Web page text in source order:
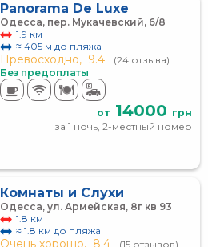
Panorama De Luxe
Одесса, пер. Мукачевский, 6/8
1.9 км
≈ 405 м до пляжа
Превосходно, 9.4
(24 отзыва)
Без предоплаты
от 14000 грн
за 1 ночь, 2-местный номер
Комнаты и Слухи
Одесса, ул. Армейская, 8г кв 93
1.8 км
≈ 1.8 км до пляжа
(15 отзывов)